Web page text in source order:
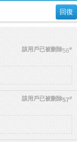
回復
56#
該用戶已被刪除
57#
該用戶已被刪除